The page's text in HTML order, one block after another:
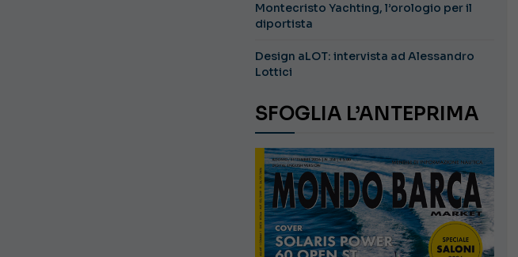
Montecristo Yachting, l’orologio per il
diportista
Design aLOT: intervista ad Alessandro
Lottici
SFOGLIA L’ANTEPRIMA